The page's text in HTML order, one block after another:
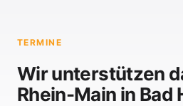
TERMINE
Wir unterstützen
Rhein-Main in Bad